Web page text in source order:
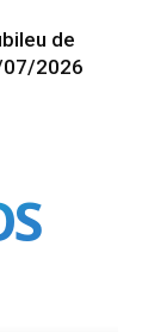
de
07/2026